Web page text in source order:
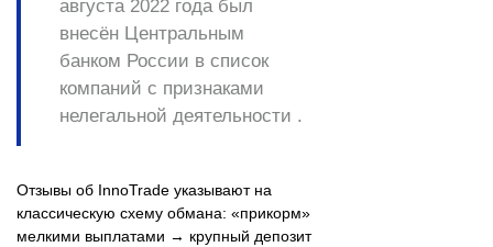
августа 2022 годабыл
внесён Центральным
банком России в список
компаний с признаками
нелегальной деятельности .
Отзывы об InnoTrade указывают на
классическую схему обмана: «прикорм»
мелкими выплатами → крупный депозит